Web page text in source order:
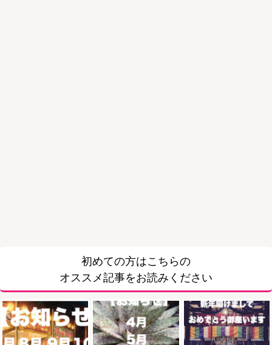
初めての方はこちらの
オススメ記事をお読みください